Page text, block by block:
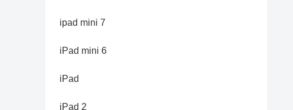
ipad mini 7
iPad mini 6
iPad
iPad 2